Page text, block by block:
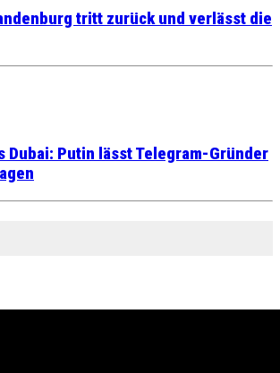
tritt zurück und verlässt die
Dubai: Putin lässt Telegram-Gründer